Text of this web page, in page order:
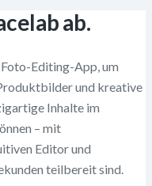
ab.
Editing-App, um
und kreative
Inhalte im
– mit
Editor und
teilbereit sind.